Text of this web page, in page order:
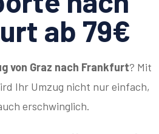
ab 79€
von Graz nach Frankfurt? Mit
Ihr Umzug nicht nur einfach,
erschwinglich.